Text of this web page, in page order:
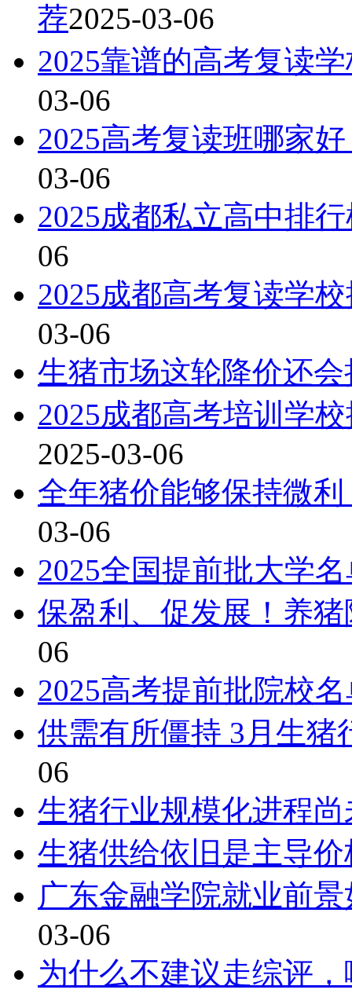
荐2025-03-06
2025靠谱的高考复读
03-06
2025高考复读班哪家
03-06
2025成都私立高中排
06
2025成都高考复读学
03-06
生猪市场这轮降价还
2025成都高考培训学
2025-03-06
全年猪价能够保持微
03-06
2025全国提前批大学
保盈利、促发展！养
06
2025高考提前批院校
供需有所僵持 3月生猪
06
生猪行业规模化进程
生猪供给依旧是主导
广东金融学院就业前
03-06
为什么不建议走综评